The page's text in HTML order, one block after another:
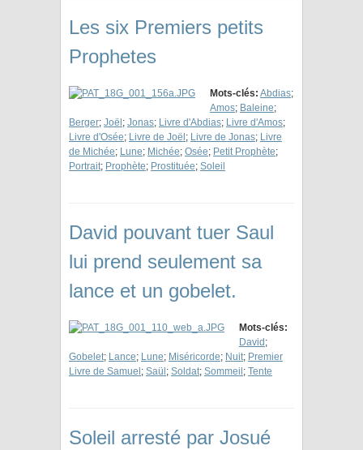
Les six Premiers petits
Prophetes
Mots-clés: Abdias;
Amos; Baleine;
Berger; Joël ; Jonas; Livre d'Abdias; Livre d'Amos;
Livre d'Osée; Livre de Joël ; Livre de Jonas; Livre
de Michée; Lune; Michée; Osée; Petit Prophète;
Portrait; Prophète; Prostituée; Soleil
David pouvant tuer Saul
lui prend seulement sa
lance et un gobelet.
Mots-clés:
David ;
Gobelet; Lance; Lune; Miséricorde; Nuit; Premier
Livre de Samuel ; Saül ; Soldat; Sommeil ; Tente
Soleil arresté par Josué